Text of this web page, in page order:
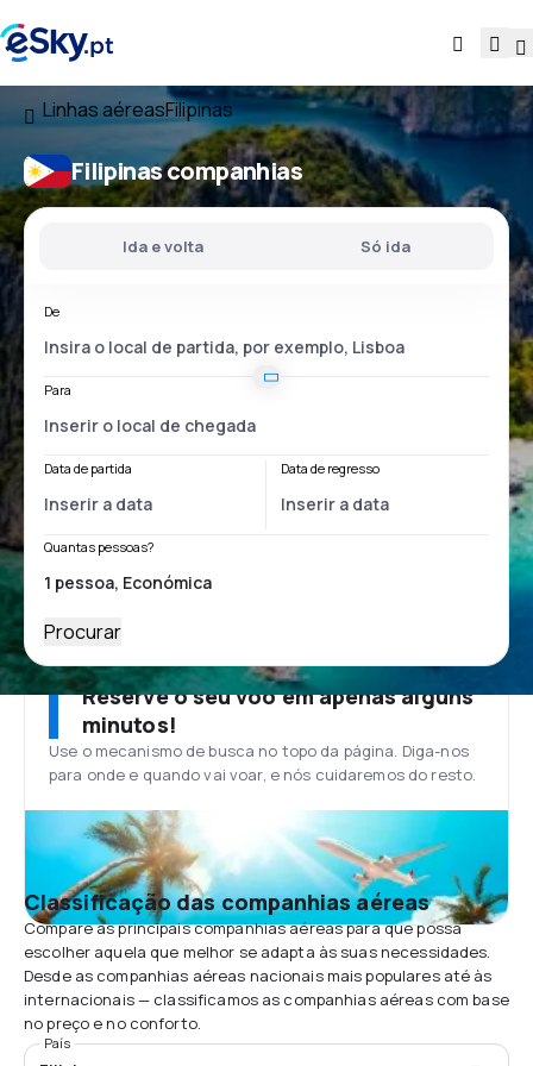
Linhas aéreasFilipinas
Filipinas companhias
Ida e volta Só ida
De
Para
Data de partida Data de regresso
Quantas pessoas?
Procurar
Reserve o seu voo em apenas alguns
minutos!
Use o mecanismo de busca no topo da página. Diga-nos
para onde e quando vai voar, e nós cuidaremos do resto.
Classificação das companhias aéreas
Compare as principais companhias aéreas para que possa
escolher aquela que melhor se adapta às suas necessidades.
Desde as companhias aéreas nacionais mais populares até às
internacionais — classificamos as companhias aéreas com base
no preço e no conforto.
País